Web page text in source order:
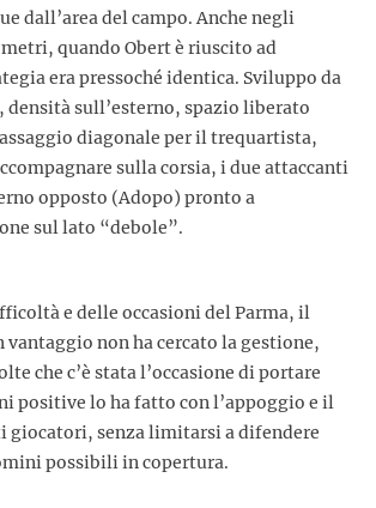
dall’area del campo. Anche negli
quando Obert è riuscito ad
era pressoché identica. Sviluppo da
densità sull’esterno, spazio liberato
diagonale per il trequartista,
sulla corsia, i due attaccanti
opposto (Adopo) pronto a
sul lato “debole”.
e delle occasioni del Parma, il
vantaggio non ha cercato la gestione,
che c’è stata l’occasione di portare
positive lo ha fatto con l’appoggio e il
giocatori, senza limitarsi a difendere
possibili in copertura.